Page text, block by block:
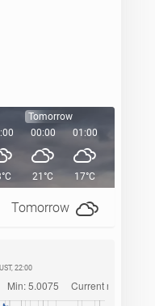
Tomorrow
Tomorrow
00:00
21°C
01:00
17°C
22:00